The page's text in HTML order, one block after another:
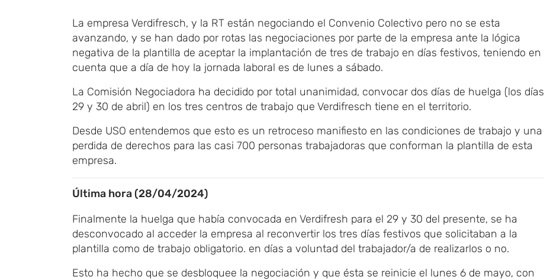
La empresa Verdifresch, y la RT están negociando el Convenio Colectivo pero no se esta
avanzando, y se han dado por rotas las negociaciones por parte de la empresa ante la lógica
negativa de la plantilla de aceptar la implantación de tres de trabajo en días festivos, teniendo en
cuenta que a día de hoy la jornada laboral es de lunes a sábado.
La Comisión Negociadora ha decidido por total unanimidad, convocar dos días de huelga (los días
29 y 30 de abril) en los tres centros de trabajo que Verdifresch tiene en el territorio.
Desde USO entendemos que esto es un retroceso manifiesto en las condiciones de trabajo y una
perdida de derechos para las casi 700 personas trabajadoras que conforman la plantilla de esta
empresa.
Última hora (28/04/2024)
Finalmente la huelga que había convocada en Verdifresh para el 29 y 30 del presente, se ha
desconvocado al acceder la empresa al reconvertir los tres días festivos que solicitaban a la
plantilla como de trabajo obligatorio. en días a voluntad del trabajador/a de realizarlos o no.
Esto ha hecho que se desbloquee la negociación y que ésta se reinicie el lunes 6 de mayo, con